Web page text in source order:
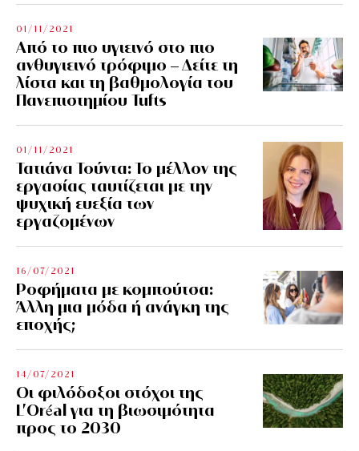
01/11/2021
Από το πιο υγιεινό στο πιο
ανθυγιεινό τρόφιμο – Δείτε τη
λίστα και τη βαθμολογία του
Πανεπιστημίου Tufts
01/11/2021
Τατιάνα Τούντα: Το μέλλον της
εργασίας ταυτίζεται με την
ψυχική ευεξία των
εργαζομένων
16/07/2021
Ροφήματα με κομπούτσα:
Άλλη μια μόδα ή ανάγκη της
εποχής;
14/07/2021
Οι φιλόδοξοι στόχοι της
L’Oréal για τη βιωσιμότητα
προς το 2030